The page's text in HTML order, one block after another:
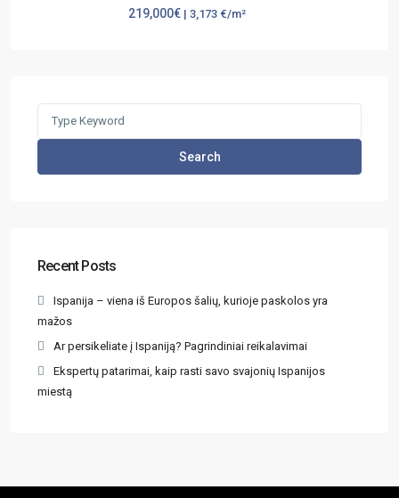
219,000€ | 3,173 €/m²
Search
Recent Posts
Ispanija – viena iš Europos šalių, kurioje paskolos yra
mažos
Ar persikeliate į Ispaniją? Pagrindiniai reikalavimai
Ekspertų patarimai, kaip rasti savo svajonių Ispanijos
miestą